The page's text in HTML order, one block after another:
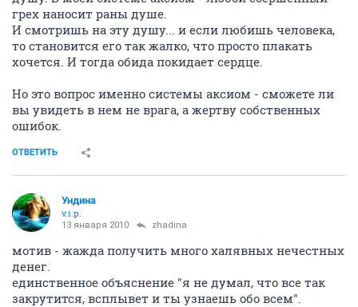
грех наносит раны душе.
И смотришь на эту душу... и если любишь человека,
то становится его так жалко, что просто плакать
хочется. И тогда обида покидает сердце.
Но это вопрос именно системы аксиом - сможете ли
вы увидеть в нем не врага, а жертву собственных
ошибок.
ОТВЕТИТЬ
Ундина
v.i.p.
13 января 2010 zhadina
мотив - жажда получить много халявных нечестных
денег.
единственное объяснение "я не думал, что все так
закрутится, всплывет и ты узнаешь обо всем".